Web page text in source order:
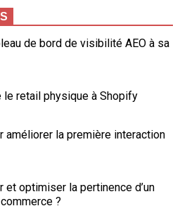
de bord de visibilité AEO à sa
le retail physique à Shopify
améliorer la première interaction
et optimiser la pertinence d’un
?